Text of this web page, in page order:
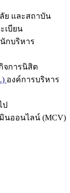
ย และสถาบัน
เบียน
กบริหาร
จการนิสิต
องค์การบริหาร
ป
นออนไลน์ (MCV)